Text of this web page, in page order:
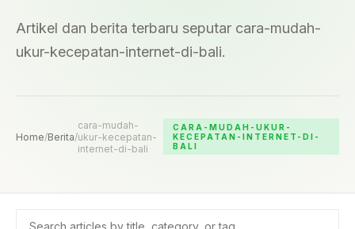
Artikel dan berita terbaru seputar cara-mudah-
ukur-kecepatan-internet-di-bali.
Home/Berita/
cara-mudah-
ukur-kecepatan-
internet-di-bali
CARA-MUDAH-UKUR-
KECEPATAN-INTERNET-DI-
BALI